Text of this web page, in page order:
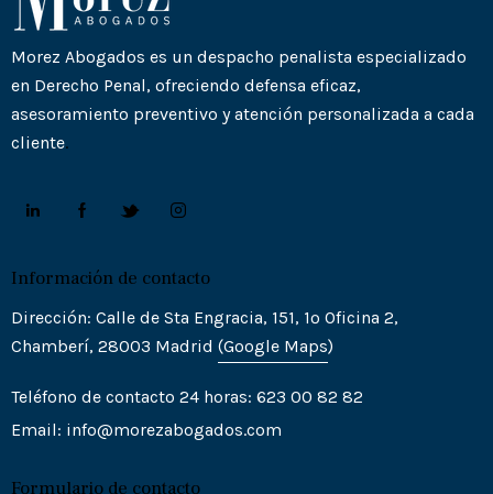
Morez Abogados es un despacho penalista especializado
en Derecho Penal, ofreciendo defensa eficaz,
asesoramiento preventivo y atención personalizada a cada
cliente.
Información de contacto
Dirección: Calle de Sta Engracia, 151, 1º Oficina 2,
Chamberí, 28003 Madrid (Google Maps)
Teléfono de contacto 24 horas: 623 00 82 82
Email: info@morezabogados.com
Formulario de contacto